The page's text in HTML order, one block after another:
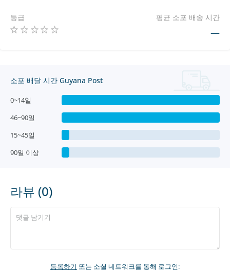
등급 평균 소포 배송 시간
—
소포 배달 시간 Guyana Post
0~14일
46~90일
15~45일
90일 이상
라뷰 (0)
등록하기 또는 소셜 네트워크를 통해 로그인: